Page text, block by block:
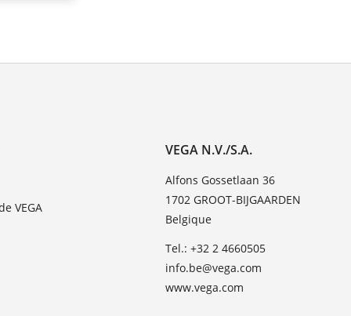
VEGA
VEGA N.V./S.A.
Alfons Gossetlaan 36
1702 GROOT-BIJGAARDEN
Belgique
Tel.: +32 2 4660505
info.be@vega.com
www.vega.com